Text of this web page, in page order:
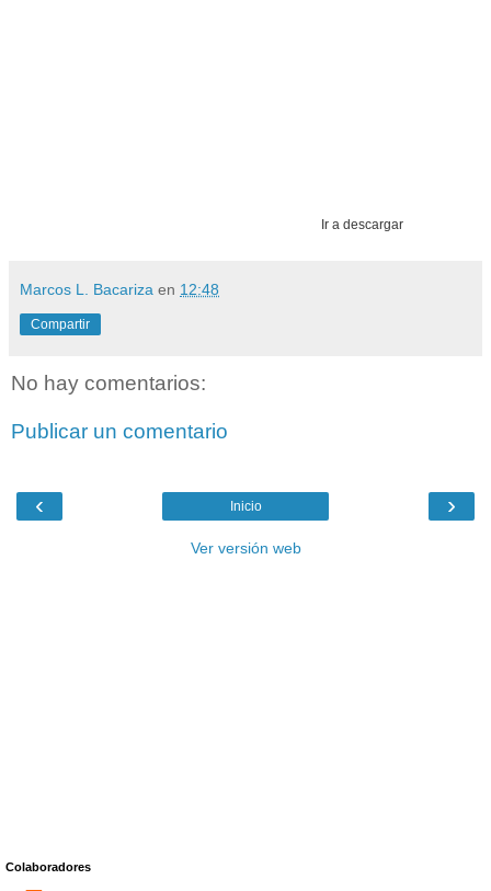
Ir a descargar
Marcos L. Bacariza en 12:48
Compartir
No hay comentarios:
Publicar un comentario
‹ ›
Inicio
Ver versión web
Colaboradores